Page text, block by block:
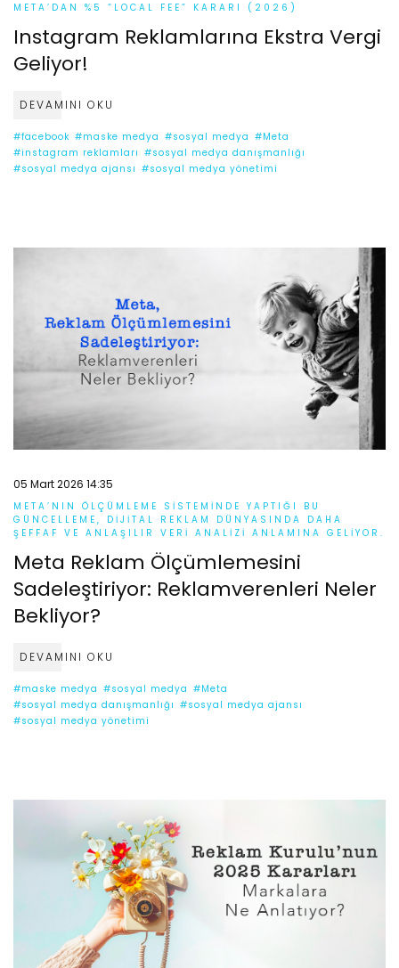
META’DAN %5 “LOCAL FEE” KARARI (2026)
Instagram Reklamlarına Ekstra Vergi
Geliyor!
DEVAMINI OKU
#facebook #maske medya #sosyal medya #Meta
#instagram reklamları #sosyal medya danışmanlığı
#sosyal medya ajansı #sosyal medya yönetimi
05 Mart 2026 14:35
META’NIN ÖLÇÜMLEME SISTEMINDE YAPTIĞI BU
GÜNCELLEME, DIJITAL REKLAM DÜNYASINDA DAHA
ŞEFFAF VE ANLAŞILIR VERI ANALIZI ANLAMINA GELIYOR.
Meta Reklam Ölçümlemesini
Sadeleştiriyor: Reklamverenleri Neler
Bekliyor?
DEVAMINI OKU
#maske medya #sosyal medya #Meta
#sosyal medya danışmanlığı #sosyal medya ajansı
#sosyal medya yönetimi